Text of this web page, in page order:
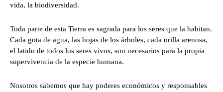
vida, la biodiversidad.
Toda parte de esta Tierra es sagrada para los seres que la habitan.
Cada gota de agua, las hojas de los árboles, cada orilla arenosa,
el latido de todos los seres vivos, son necesarios para la propia
supervivencia de la especie humana.
Nosotros sabemos que hay poderes económicos y responsables